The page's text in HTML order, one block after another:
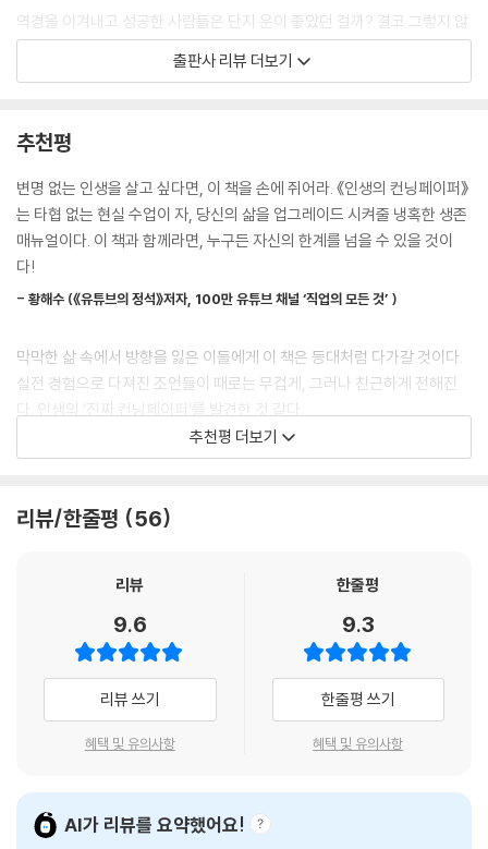
- 근거 없는 낙관은 자신감이 아니다
- 남의 길을 따르지 말고 나만의 방향을 찾아라
- 약점을 먼저 해결하라
- 기회를 잡는 용기를 가져라
6장 - 마인드
‘노력, 노력, 노력, 그 다음은 믿음이다’
- 부자가 될 마음이 없으면 부자가 될 수 없다
- 인내하고 절제하라
- 좋은 멘토가 없으면 부자가 될 수 없다
- 현실은 냉혹하고 자본주의는 차갑다
- 부의 법칙은 변하지 않았다
- 더 벌고 덜 써라
- 소비는 시간을 버리는 일이다
인생 컨닝페이퍼 - ‘마인드’
에필로그 돈 문제와 죽음은 피할 수 없다
람인지 분별력을 키우고, 단순히 타인에게 잘보이려 하기보다는 현명한 사
람으로 인정받기 위해 노력해야 한다.
---「2장 사람, ‘착한 것과 호구는 다르다」중에서
세 차익을 남기는데, 하루에 수십 개에서 수백 개의 경매 물건을 분석한다.
다. 그는 “사람들은 자신이 노력했다고 생각하지만, 실제로 무슨 노력을 했
는지 물어보면 제대로 대답하는 사람은 손에 꼽는 정도”라고 말한다. 사람
들은 그의 노하우만 얻으려 할 뿐 그가 들인 노력의 깊이와 대가를 이해하
지 못한다.
---「2장 사람, ‘기회는 사람에게서 온다」중에서
돈을 무계획적으로 지출하고, 미래에 대한 생각 없이 충동적으로 소비하는
사람과는 미래를 꿈꾸지 말라. 그리고 이러한 습관이 단시간에 바뀔 것이
라는 기대도 접어라. 인간은 쉽게 변하지 않는다. 사업을 하거나 돈을 버는
데 재능이 중요하듯, 절약 역시 능력이다.
---「3장 결혼, ‘경제관념은 배우자의 필수 조건이다」중에서
진로를 탐색하는 과정에서 다양한 경험을 해보는 것은 분명 도움이 된다.
하지만 인생에서 중요한 선택을 할 때에는 “이 일을 평생 해도 괜찮을
버티기도 어렵고, 작은 고난이나 고통에도 쉽게 포기하고 수시로 일을 바
꿀 수 있기 때문이다.
---「4장 일, ‘평생 할 게 아니라면 시작하지 마라」중에서
성공한 사람들의 사람을 보는 눈은 일반인이 상상할 수 없는 수준이다. 그
러한 안목이 없었다면 절대 성공할 수도, 그런 위치에 오를 수도 없었을 것
이다. 소수겠지만, 어떤 사람의 능력과 가치를 알아볼 줄 아는 이는 항상 존
아지는 삶을 선택하고 있는 사람은 누군가에게 그 가치를 인정받을 것이
다. 그러니 계속해서 읽고, 사고하고, 이를 삶에 적용하고, 다시 일에 활용
역경을 이겨내고 성공한 사람들은 단지 운이 좋았던 걸까? 결코 그렇지 않
다. 그들은 누구보다 빠르게 현실을 꿰뚫었고, 누구보다 집요하게 답을 찾
아냈다. 《인생의 컨닝페이퍼》는 바로 그 치열한 배움과 축적의 흔적을 정
찰을 전한다.
저자는 돈이 없고, 빽도 없고, 정답도 없는 시대를 살아가는 2030세대에
게 꼭 필요한 기준을 제시한다. 더 이상 막연하게 노력하지 말고, 이미 결과
가 검증된 확실한 길을 걸어가라고 말한다. 그가 10년 넘게 법조 현장에서
다. 실패를 피하고 더 영리하게 목표에 도달하는 인생 패턴이 있다는 것이
돈, 사람, 결혼, 일, 꿈, 마인드라는 삶의 핵심 키워드를 중심으로 구성된 여
섯 개의 챕터에는 ‘이론’이 아니라 ‘경험’으로 검증된 조언들로 가득하다.
마치 입시 전날 친구가 몰래 건네준 요점 정리 노트처럼 실전적이고, 명료
한 통찰을 전해줄 것이다.
기회의 문은 아무에게나 열리지 않는다. 하지만 그 문을 여는 방식은 분명
삶의 주인공들이다. 그리고 이 책은, 그들이 사용한 컨닝페이퍼를 처음으
로 펼쳐 보이는 기록이다.
지금 이 책을 펼쳐든 당신에게 필요한 것은 무작정 달리는 의지가 아니라,
먼저 달려본 이들의 트랙을 따라갈 용기다. 더 나은 인생을 향해 직진하고
싶은 이들에게 《인생의 컨닝페이퍼》는 탁월한 실전 가이드가 되어줄 것이
“노력에도 방향성이 필요하다.
이미 답을 본 사람들의 방식대로 가라!”
출판사 리뷰 더보기
추천평
변명 없는 인생을 살고 싶다면, 이 책을 손에 쥐어라. 《인생의 컨닝페이퍼》
는 타협 없는 현실 수업이 자, 당신의 삶을 업그레이드 시켜줄 냉혹한 생존
매뉴얼이다. 이 책과 함께라면, 누구든 자신의 한계를 넘을 수 있을 것이
다!
- 황해수 (《유튜브의 정석》저자, 100만 유튜브 채널 ‘직업의 모든 것’ )
막막한 삶 속에서 방향을 잃은 이들에게 이 책은 등대처럼 다가갈 것이다.
실전 경험으로 다져진 조언들이 때로는 무겁게, 그러나 친근하게 전해진
다. 인생의 ‘진짜 컨닝페이퍼’를 발견한 것 같다.
- 신성민 (주식회사 넥스트립 대표이사)
페이퍼’, 이제 그 길을 향해 발을 내딛으려는 당신 역시, 이미 이 책을 손에
- 이수정 (인플루언서 크리스탈리)
‘좋은 인생’에 대한 담론이 매우 가벼워진 시대에 살고 있다. 그저 ‘한방’에
부자가 되면 끝이라는 사고가 지배적이다. 이 책은 바로 이런 가치관에 의
문을 던진다. 인생에서 ‘돈’은 극히 중요하다. 그러나 바로 그 돈을 불리고
지키기 위해선 주변에 누가 있는지도, 자신의 반평생 이상의 방향과 성향,
사고방식, 습관 등을 결정할 결혼도, 나를 직업인으로서 구성하는 수단인
하고 세상을 조명하는 앵글인 ‘마인드’까지 고루 구성되어야 한다. 이와 같
이 인생의 기둥을 6가지 요소로 바라보며 하루라도 빨리 대비하는 것은 극
추천평 더보기
리뷰/한줄평 56
리뷰
9.6
리뷰 쓰기
혜택 및 유의사항
한줄평
9.3
한줄평 쓰기
혜택 및 유의사항
AI가 리뷰를 요약했어요!